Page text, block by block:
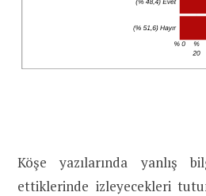
Köşe yazılarında yanlış
ettiklerinde izleyecekleri